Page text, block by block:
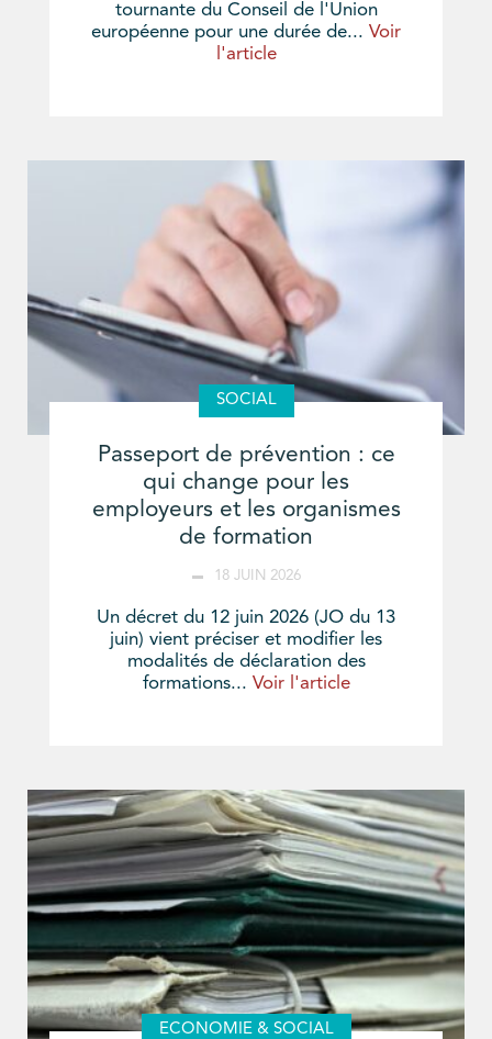
tournante du Conseil de l'Union
européenne pour une durée de... Voir
l'article
SOCIAL
Passeport de prévention : ce
qui change pour les
employeurs et les organismes
de formation
18 JUIN 2026
Un décret du 12 juin 2026 (JO du 13
juin) vient préciser et modifier les
modalités de déclaration des
formations... Voir l'article
ECONOMIE & SOCIAL